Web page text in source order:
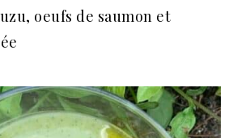
oeufs de saumon et